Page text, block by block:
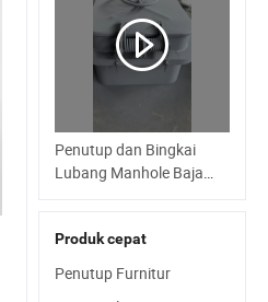
Penutup dan Bingkai
Lubang Manhole Baja
Tahan Air Laut untuk
Penggunaan Kapal
Harga Pabrik Cina
Produk cepat
Penutup Furnitur